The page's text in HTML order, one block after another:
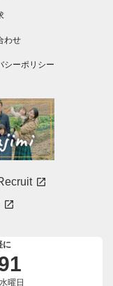
わせ
シーポリシー
open_in_new
open_in_new
に
曜日